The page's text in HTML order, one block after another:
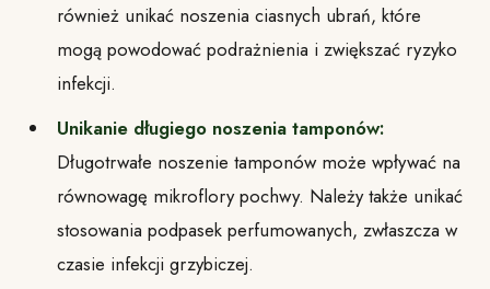
również unikać noszenia ciasnych ubrań, które
mogą powodować podrażnienia i zwiększać ryzyko
infekcji.
Unikanie długiego noszenia tamponów:
Długotrwałe noszenie tamponów może wpływać na
równowagę mikroflory pochwy. Należy także unikać
stosowania podpasek perfumowanych, zwłaszcza w
czasie infekcji grzybiczej.